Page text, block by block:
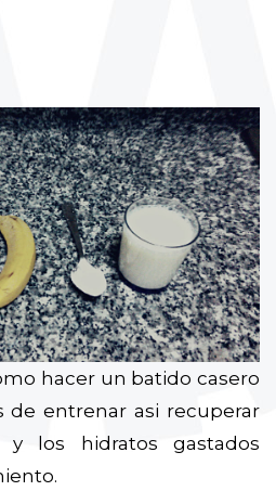
hacer un batido casero
de entrenar asi recuperar
y los hidratos gastados